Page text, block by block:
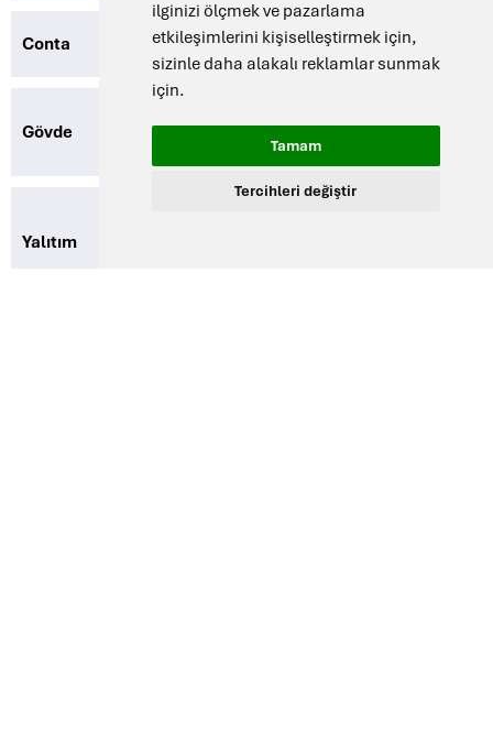
ilginizi ölçmek ve pazarlama
etkileşimlerini kişiselleştirmek için,
sizinle daha alakalı reklamlar sunmak
için.
Tamam
Tercihleri değiştir
Conta Sentetik kauçuk conta
Gövde
Elektrostatik toz boyalı galvanizli
Yalıtım